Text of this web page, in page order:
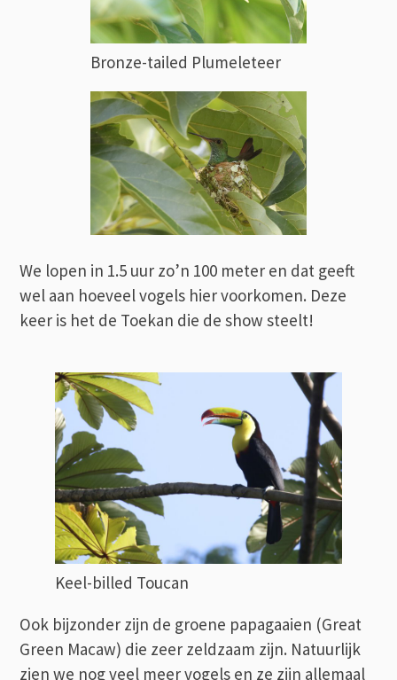
Bronze-tailed Plumeleteer
We lopen in 1.5 uur zo’n 100 meter en dat geeft
wel aan hoeveel vogels hier voorkomen. Deze
keer is het de Toekan die de show steelt!
Keel-billed Toucan
Ook bijzonder zijn de groene papagaaien (Great
Green Macaw) die zeer zeldzaam zijn. Natuurlijk
zien we nog veel meer vogels en ze zijn allemaal